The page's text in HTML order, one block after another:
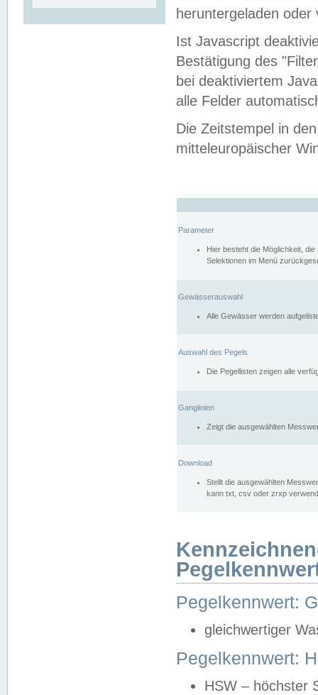
heruntergeladen oder
Ist Javascript
Bestätigung des
bei deaktiviertem
alle Felder
Die Zeitstempel in
mitteleuropäischer
Parameter
Hier besteht die Möglichkeit,
Selektionen im Menü
Gewässerauswahl
Alle Gewässer werden
Auswahl des Pegels
Die Pegellisten zeigen alle
Ganglinien
Zeigt die ausgewählten
Download
Stellt die ausgewählten
kann txt, csv oder zrxp
Pegelkennwert:
gleichwertiger
Pegelkennwert:
HSW – höchster